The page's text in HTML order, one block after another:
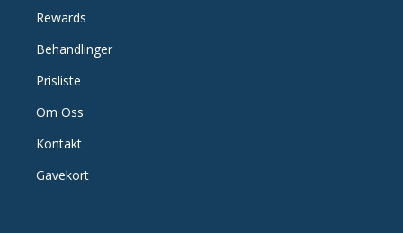
Rewards
Behandlinger
Prisliste
Om Oss
Kontakt
Gavekort